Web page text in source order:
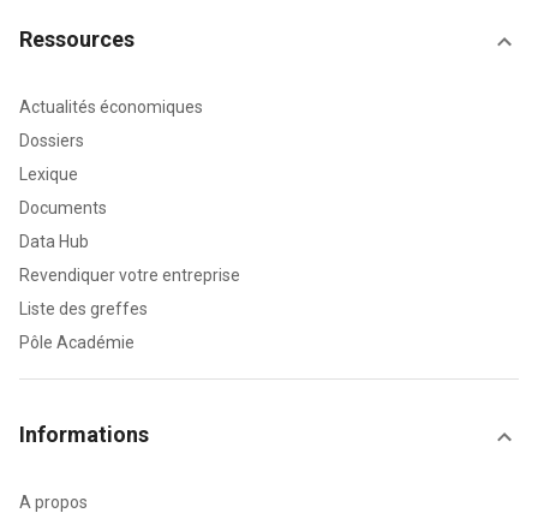
Ressources
Actualités économiques
Dossiers
Lexique
Documents
Data Hub
Revendiquer votre entreprise
Liste des greffes
Pôle Académie
Informations
A propos